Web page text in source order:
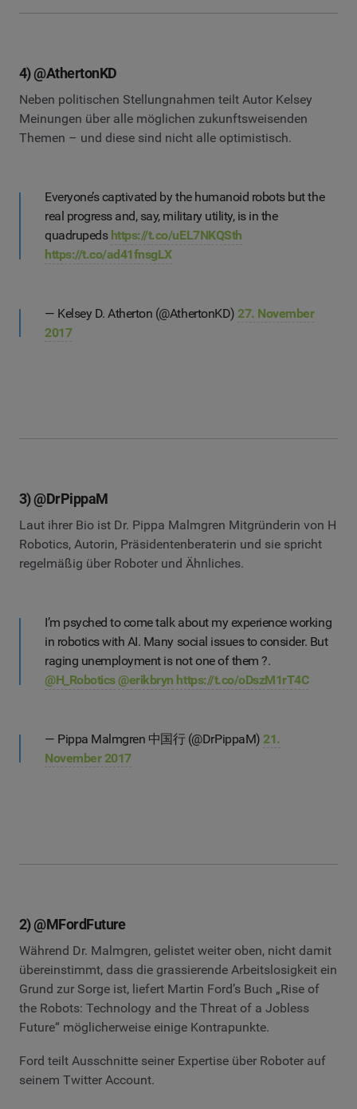
4) @AthertonKD
Neben politischen Stellungnahmen teilt Autor Kelsey
Meinungen über alle möglichen zukunftsweisenden
Themen – und diese sind nicht alle optimistisch.
Everyone’s captivated by the humanoid robots but the
real progress and, say, military utility, is in the
quadrupeds https://t.co/uEL7NKQSth
https://t.co/ad41fnsgLX
— Kelsey D. Atherton (@AthertonKD) 27. November
2017
3) @DrPippaM
Laut ihrer Bio ist Dr. Pippa Malmgren Mitgründerin von H
Robotics, Autorin, Präsidentenberaterin und sie spricht
regelmäßig über Roboter und Ähnliches.
I’m psyched to come talk about my experience working
in robotics with AI. Many social issues to consider. But
raging unemployment is not one of them ?.
@H_Robotics @erikbryn https://t.co/oDszM1rT4C
— Pippa Malmgren 中国行 (@DrPippaM) 21.
November 2017
2) @MFordFuture
Während Dr. Malmgren, gelistet weiter oben, nicht damit
übereinstimmt, dass die grassierende Arbeitslosigkeit ein
Grund zur Sorge ist, liefert Martin Ford’s Buch „Rise of
the Robots: Technology and the Threat of a Jobless
Future“ möglicherweise einige Kontrapunkte.
Ford teilt Ausschnitte seiner Expertise über Roboter auf
seinem Twitter Account.